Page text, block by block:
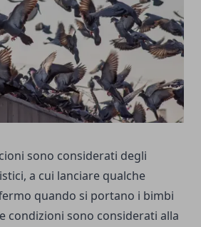
sono considerati degli
a cui lanciare qualche
quando si portano i bimbi
condizioni sono considerati alla